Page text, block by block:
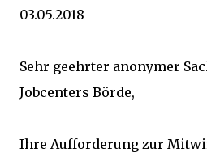
03.05.2018
Sehr geehrter anonymer
Jobcenters Börde,
Ihre Aufforderung zur